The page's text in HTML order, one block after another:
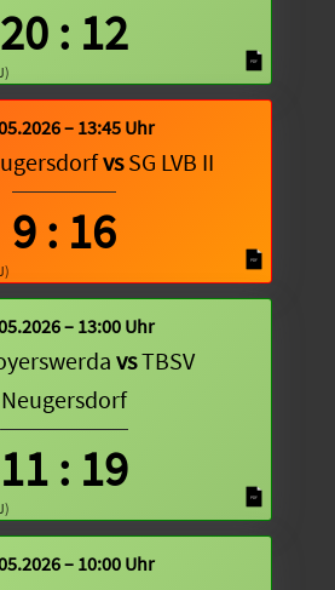
20 : 12
– 13:45 Uhr
vsSG LVB II
9 : 16
– 13:00 Uhr
vsTBSV
Neugersdorf
11 : 19
– 10:00 Uhr